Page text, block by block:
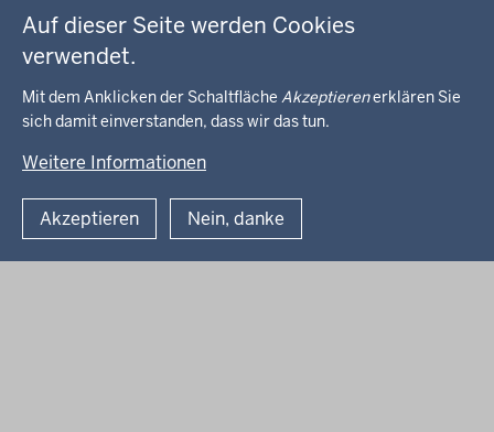
Auf dieser Seite werden Cookies
verwendet.
Mit dem Anklicken der Schaltfläche Akzeptierenerklären Sie
sich damit einverstanden, dass wir das tun.
Weitere Informationen
Akzeptieren Nein, danke
Telefonist/-in
Bedienen einer
Dolmetscher/-in
© 2026 Tarifregister und Landesschlichtung